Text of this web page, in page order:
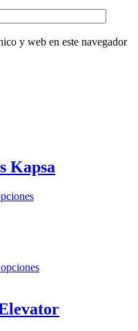
y web en este navegador
Kapsa